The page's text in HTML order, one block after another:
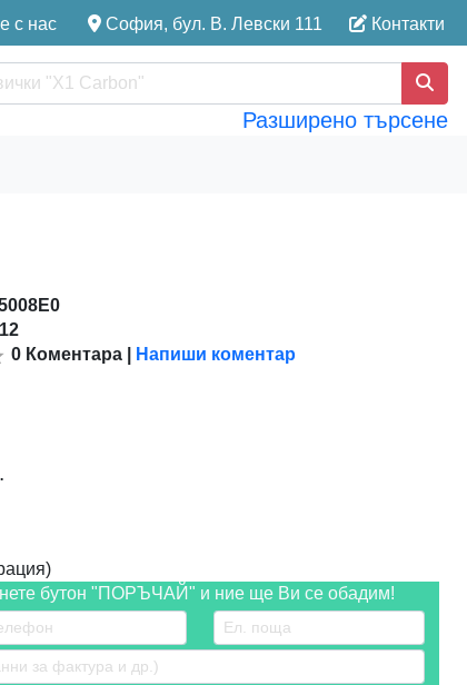
с нас София, бул. В. Левски 111 Контакти
Разширено търсене
0 Коментара Напиши коментар
бутон "ПОРЪЧАЙ" и ние ще Ви се обадим!